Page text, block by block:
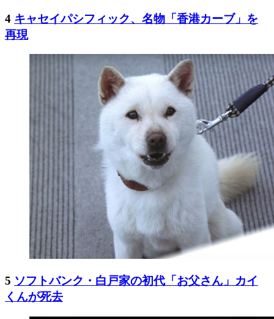
4 キャセイパシフィック、名物「香港カーブ」を
再現
5 ソフトバンク・白戸家の初代「お父さん」カイ
くんが死去